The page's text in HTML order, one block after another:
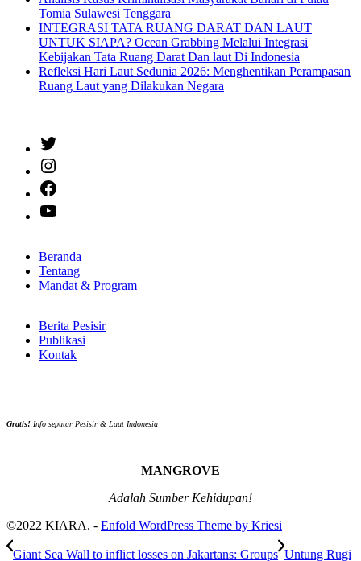
Tomia Sulawesi Tenggara
INTEGRASI TATA RUANG DARAT DAN LAUT
UNTUK SIAPA? Ocean Grabbing Melalui Integrasi
Kebijakan Tata Ruang Darat Dan laut Di Indonesia
Refleksi Hari Laut Sedunia 2026: Menghentikan Perampasan
Ruang Laut yang Dilakukan Negara
Beranda
Tentang
Mandat & Program
Berita Pesisir
Publikasi
Kontak
Gratis! Info seputar Pesisir & Laut Indonesia
MANGROVE
Adalah Sumber Kehidupan!
©2022 KIARA. - Enfold WordPress Theme by Kriesi
Giant Sea Wall to inflict losses on Jakartans: Groups Untung Rugi